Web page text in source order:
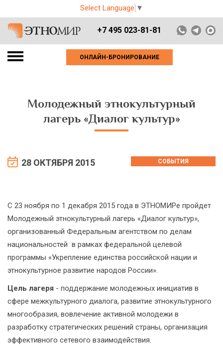
Select Language ▼
+7 495 023-81-81
ОНЛАЙН-БРОНИРОВАНИЕ
Молодежный этнокультурный
лагерь «Диалог культур»
28 ОКТЯБРЯ 2015 СОБЫТИЯ
С 23 ноября по 1 декабря 2015 года в ЭТНОМИРе пройдет
Молодежный этнокультурный лагерь «Диалог культур»,
организованный Федеральным агентством по делам
национальностей в рамках федеральной целевой
программы «Укрепление единства российской нации и
этнокультурное развитие народов России».
Цель лагеря - поддержание молодежных инициатив в
сфере межкультурного диалога, развитие этнокультурного
многообразия, вовлечение активной молодежи в
разработку стратегических решений страны, организация
эффективного сетевого взаимодействия.